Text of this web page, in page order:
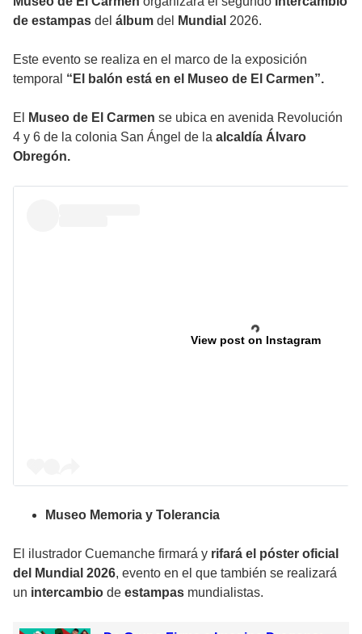
de estampas del álbum del Mundial 2026.
Este evento se realiza en el marco de la exposición
temporal “El balón está en el Museo de El Carmen”.
El Museo de El Carmen se ubica en avenida Revolución
4 y 6 de la colonia San Ángel de la alcaldía Álvaro
Obregón.
View post on Instagram
Museo Memoria y Tolerancia
El ilustrador Cuemanche firmará y rifará el póster oficial
del Mundial 2026, evento en el que también se realizará
un intercambio de estampas mundialistas.